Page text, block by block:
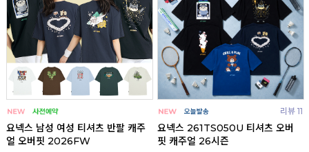
요넥스 남성 여성 티셔츠 반팔 캐주
얼 오버핏 2026FW
리뷰 11
요넥스 261TS050U 티셔츠 오버
핏 캐주얼 26시즌